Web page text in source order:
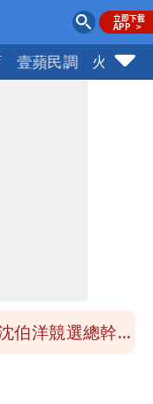
壹蘋民調 火線話
鵬：有群人故意
伯洋競選總幹事